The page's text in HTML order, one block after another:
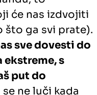
će nas izdvojiti
što ga svi prate).
sve dovesti do
ekstreme, s
put do
ne luči kada